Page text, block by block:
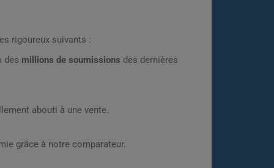
rigoureux suivants :
des millions de soumissions des dernières
abouti à une vente.
grâce à notre comparateur.